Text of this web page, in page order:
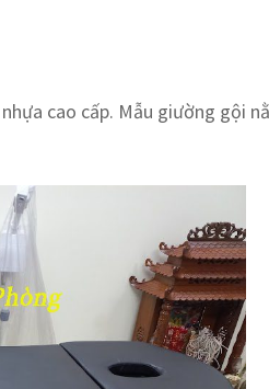
cao cấp. Mẫu giường gội